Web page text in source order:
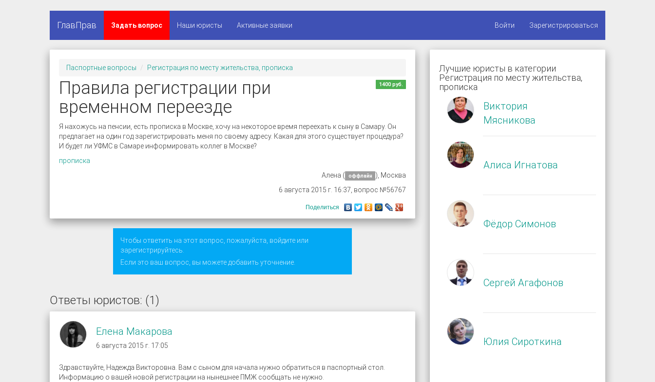
ГлавПрав Задать вопрос Наши юристы Активные заявки Войти Зарегистрироваться
Паспортные вопросы Регистрация по месту жительства, прописка
Правила регистрации при
временном переезде
1400 руб.
Я нахожусь на пенсии, есть прописка в Москве, хочу на некоторое время переехать к сыну в Самару. Он
предлагает на один год зарегистрировать меня по своему адресу. Какая для этого существует процедура?
И будет ли УФМС в Самаре информировать коллег в Москве?
прописка
Алена (
оффлайн
), Москва
6 августа 2015 г. 16:37, вопрос №56767
Поделиться
Чтобы ответить на этот вопрос, пожалуйста, войдитеили
зарегистрируйтесь.
Если это ваш вопрос, вы можете добавить уточнение.
Ответы юристов: (1)
Елена Макарова
6 августа 2015 г. 17:05
Здравствуйте, Надежда Викторовна. Вам с сыном для начала нужно обратиться в паспортный стол.
Информацию о вашей новой регистрации на нынешнее ПМЖ сообщать не нужно.
Лучшие юристы в категории
Регистрация по месту жительства,
прописка
Виктория
Мясникова
Алиса Игнатова
Фёдор Симонов
Сергей Агафонов
Юлия Сироткина